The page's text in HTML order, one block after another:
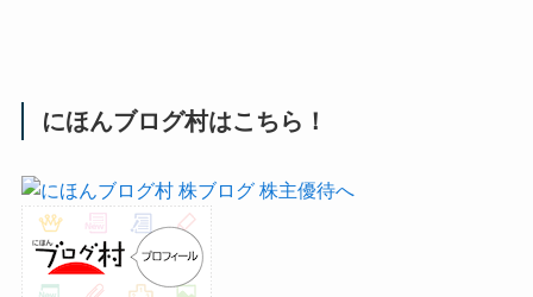
にほんブログ村はこちら！